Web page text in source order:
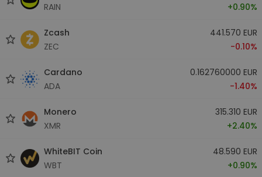
RAIN
+0.90%
Zcash
ZEC
441.570 EUR
-0.10%
Cardano
ADA
0.162760000 EUR
-1.40%
Monero
XMR
315.310 EUR
+2.40%
WhiteBIT Coin
WBT
48.590 EUR
+0.90%